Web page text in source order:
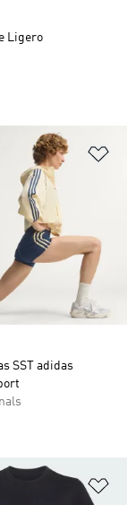
de deseos
SST adidas
de deseos
Ligero